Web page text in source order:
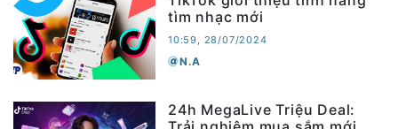
tìm nhạc mới
10:59, 28/07/2024
N.A
24h MegaLive Triệu Deal: